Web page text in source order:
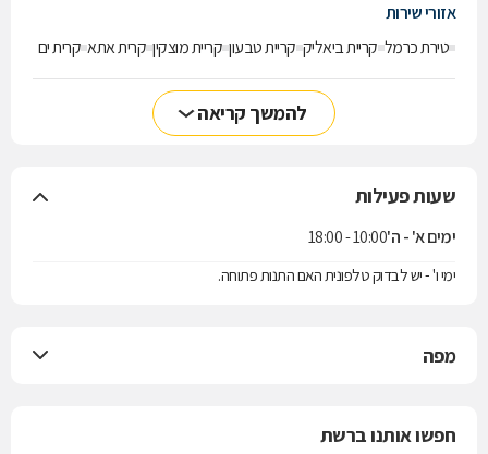
אזורי שירות
טירת כרמל קריית ביאליק קריית טבעון קריית מוצקין קרית אתא קרית ים
להמשך קריאה
שעות פעילות
ימים א' - ה'10:00 - 18:00
ימי ו' - יש לבדוק טלפונית האם התנות פתוחה.
מפה
חפשו אותנו ברשת